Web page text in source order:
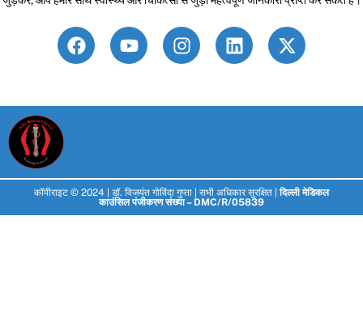
F
a
b
Y
o
u
I
n
a
m
L
i
e
X
-
i
r
कॉपीराइट © 2024 | डॉ. विजयंत गोविंदा गुप्ता | सभी अधिकार सुरक्षित | दिल्ली मेडिकल
काउंसिल पंजीकरण संख्या – DMC/R/05839